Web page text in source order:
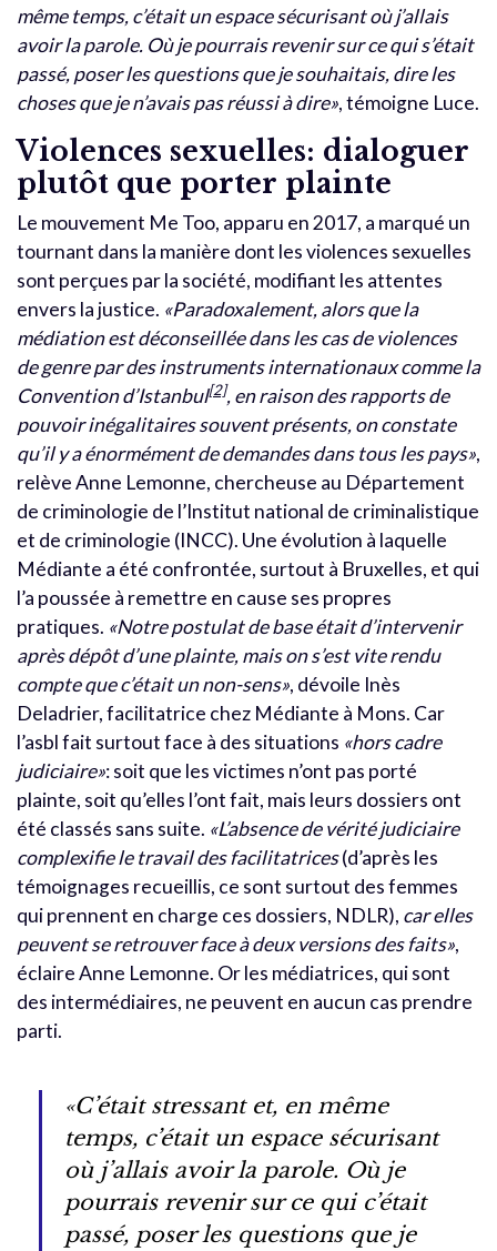
même temps, c’était un espace sécurisant où j’allais
avoir la parole. Où je pourrais revenir sur ce qui s’était
passé, poser les questions que je souhaitais, dire les
choses que je n’avais pas réussi à dire», témoigne Luce.
Violences sexuelles: dialoguer
plutôt que porter plainte
Le mouvement Me Too, apparu en 2017, a marqué un
tournant dans la manière dont les violences sexuelles
sont perçues par la société, modifiant les attentes
envers la justice. «Paradoxalement, alors que la
médiation est déconseillée dans les cas de violences
de genre par des instruments internationaux comme la
Convention d’Istanbul[2], en raison des rapports de
pouvoir inégalitaires souvent présents, on constate
qu’il y a énormément de demandes dans tous les pays»,
relève Anne Lemonne, chercheuse au Département
de criminologie de l’Institut national de criminalistique
et de criminologie (INCC). Une évolution à laquelle
Médiante a été confrontée, surtout à Bruxelles, et qui
l’a poussée à remettre en cause ses propres
pratiques. «Notre postulat de base était d’intervenir
après dépôt d’une plainte, mais on s’est vite rendu
compte que c’était un non-sens», dévoile Inès
Deladrier, facilitatrice chez Médiante à Mons. Car
l’asbl fait surtout face à des situations «hors cadre
judiciaire»: soit que les victimes n’ont pas porté
plainte, soit qu’elles l’ont fait, mais leurs dossiers ont
été classés sans suite. «L’absence de vérité judiciaire
complexifie le travail des facilitatrices(d’après les
témoignages recueillis, ce sont surtout des femmes
qui prennent en charge ces dossiers, NDLR), car elles
peuvent se retrouver face à deux versions des faits»,
éclaire Anne Lemonne. Or les médiatrices, qui sont
des intermédiaires, ne peuvent en aucun cas prendre
parti.
«C’était stressant et, en même
temps, c’était un espace sécurisant
où j’allais avoir la parole. Où je
pourrais revenir sur ce qui c’était
passé, poser les questions que je